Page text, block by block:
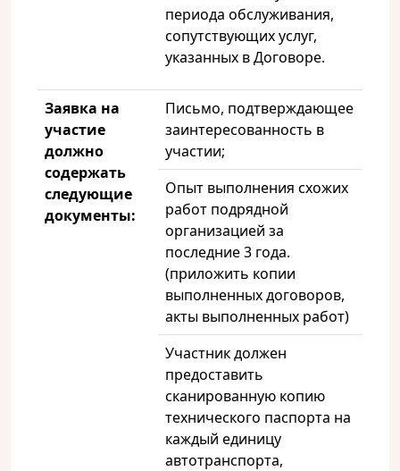
периода обслуживания,
сопутствующих услуг,
указанных в Договоре.
Заявка на
участие
должно
содержать
следующие
документы:
Письмо, подтверждающее
заинтересованность в
участии;
Опыт выполнения схожих
работ подрядной
организацией за
последние 3 года.
(приложить копии
выполненных договоров,
акты выполненных работ)
Участник должен
предоставить
сканированную копию
технического паспорта на
каждый единицу
автотранспорта,